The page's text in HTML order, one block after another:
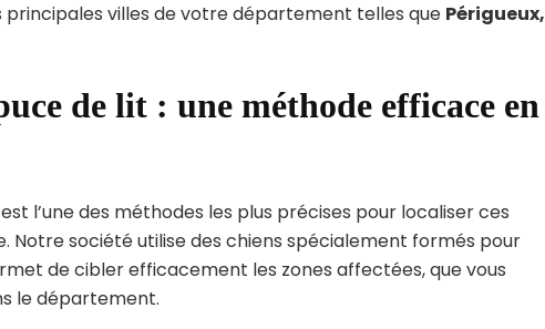
principales villes de votre département telles que Périgueux,
de lit : une méthode efficace en
est l’une des méthodes les plus précises pour localiser ces
Notre société utilise des chiens spécialement formés pour
de cibler efficacement les zones affectées, que vous
le département.